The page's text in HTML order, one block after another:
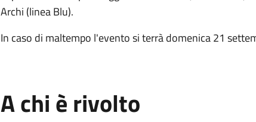
Archi (linea Blu).
In caso di maltempo l'evento si terrà domenica 21
A chi è rivolto